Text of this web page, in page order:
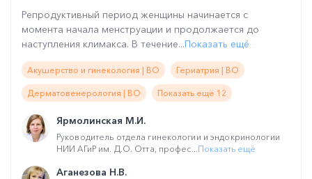
Репродуктивный период женщины начинается с
момента начала менструации и продолжается до
наступления климакса. В течение...Показать ещё
Акушерство и гинекология | ВО Гериатрия | ВО
Дерматовенерология | ВО Показать ещё 12
Ярмолинская М.И.
Руководитель отдела гинекологии и эндокринологии
НИИ АГиР им. Д.О. Отта, профес...Показать ещё
Аганезова Н.В.